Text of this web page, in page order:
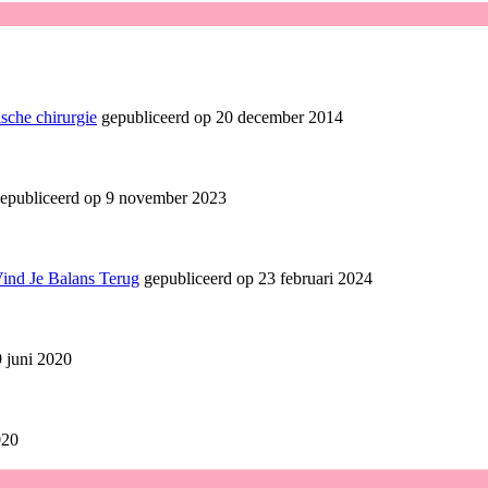
chirurgie gepubliceerd op 20 december 2014
op 9 november 2023
Je Balans Terug gepubliceerd op 23 februari 2024
juni 2020